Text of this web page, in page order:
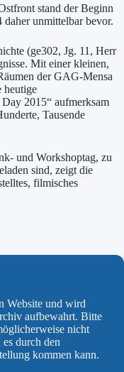
stand der Beginn
unmittelbar bevor.
(ge302, Jg. 11, Herr
Mit einer kleinen,
der GAG-Mensa
heutige
2015“ aufmerksam
Tausende
und Workshoptag, zu
sind, zeigt die
filmisches
Website und wird
aufbewahrt. Bitte
nicht
durch den
kommen kann.